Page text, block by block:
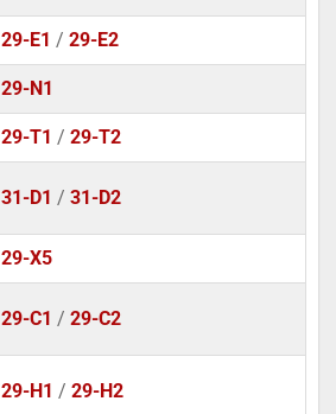
29-E1 / 29-E2
29-N1
29-T1 / 29-T2
31-D1 / 31-D2
29-X5
29-C1 / 29-C2
29-H1 / 29-H2